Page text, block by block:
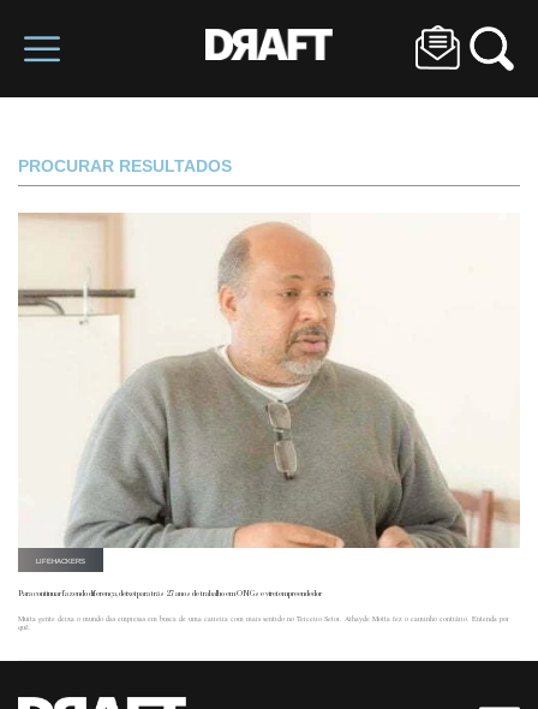
PROCURAR RESULTADOS
LIFEHACKERS
Para continuar fazendo diferença, deixei para trás 27 anos de trabalho em ONGs e virei empreendedor
Muita gente deixa o mundo das empresas em busca de uma carreira com mais sentido no Terceiro Setor. Athayde Motta fez o caminho contrário. Entenda por
quê.